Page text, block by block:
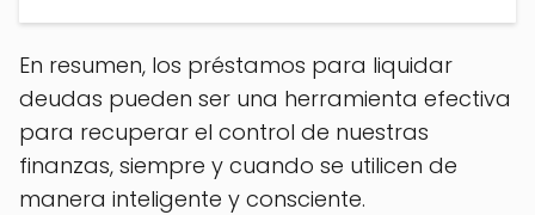
En resumen, los préstamos para liquidar
deudas pueden ser una herramienta efectiva
para recuperar el control de nuestras
finanzas, siempre y cuando se utilicen de
manera inteligente y consciente.